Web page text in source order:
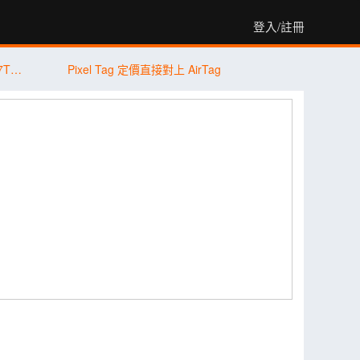
登入/註冊
【PK 擂台】平價版旗艦機對決 Xiaomi 17T Pro V.S. vivo X300 FE Pixel Tag 定價直接對上 AirTag